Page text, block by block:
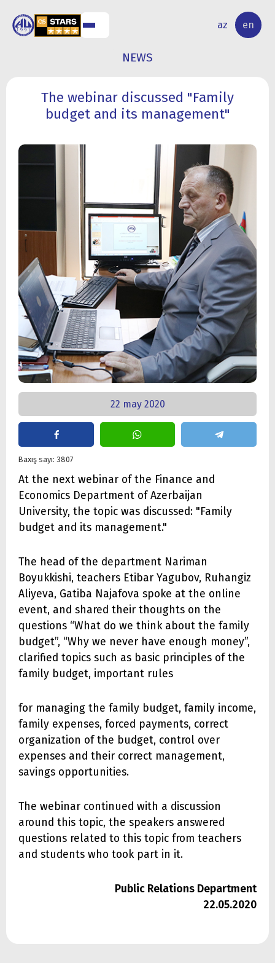
az en
RESEARCH
ACTIVITY
NEWS
The webinar discussed "Family
budget and its management"
22 may 2020
Baxış sayı: 3807
At the next webinar of the Finance and
Economics Department of Azerbaijan
University, the topic was discussed: "Family
budget and its management."
The head of the department Nariman
Boyukkishi, teachers Etibar Yagubov, Ruhangiz
Aliyeva, Gatiba Najafova spoke at the online
event, and shared their thoughts on the
questions “What do we think about the family
budget”, “Why we never have enough money”,
clarified topics such as basic principles of the
family budget, important rules
for managing the family budget, family income,
family expenses, forced payments, correct
organization of the budget, control over
expenses and their correct management,
savings opportunities.
The webinar continued with a discussion
around this topic, the speakers answered
questions related to this topic from teachers
and students who took part in it.
Public Relations Department
22.05.2020